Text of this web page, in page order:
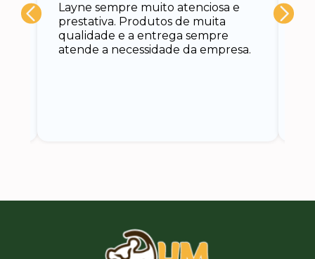
Layne sempre muito atenciosa e
prestativa. Produtos de muita
qualidade e a entrega sempre
atende a necessidade da empresa.